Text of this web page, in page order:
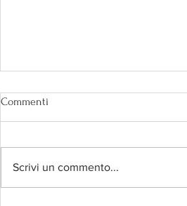
Commenti
Scrivi un commento...